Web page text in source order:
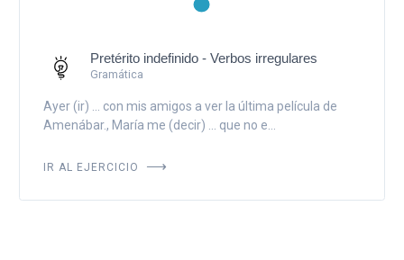
Pretérito indefinido - Verbos irregulares
Gramática
Ayer (ir) ... con mis amigos a ver la última película de
Amenábar., María me (decir) ... que no e...
IR AL EJERCICIO